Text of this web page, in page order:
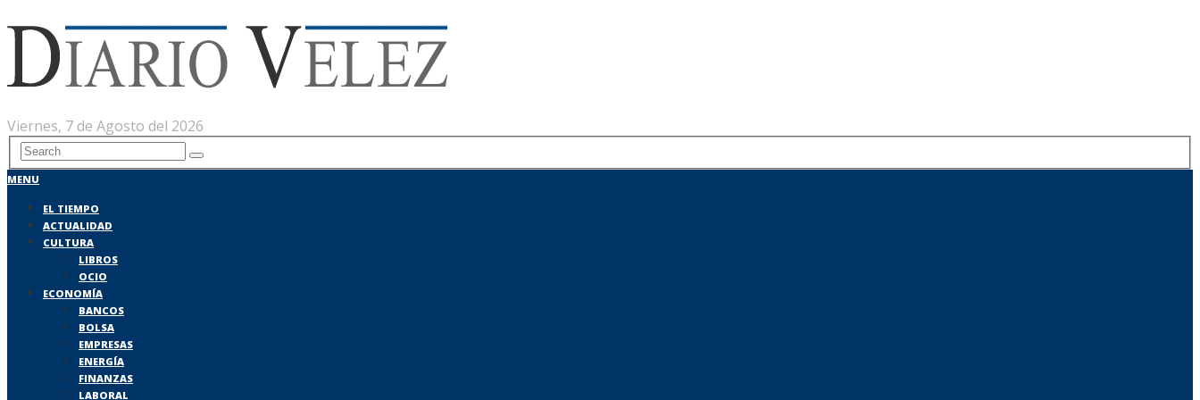
Viernes, 7 de Agosto del 2026
MENU
EL TIEMPO
ACTUALIDAD
CULTURA
LIBROS
OCIO
ECONOMÍA
BANCOS
BOLSA
EMPRESAS
ENERGÍA
FINANZAS
LABORAL